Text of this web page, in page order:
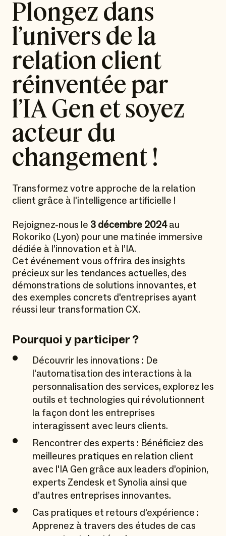
Plongez dans
l’univers de la
relation client
réinventée par
l’IA Gen et soyez
acteur du
changement !
Transformez votre approche de la relation
client grâce à l'intelligence artificielle !
Rejoignez-nous le 3 décembre 2024au
Rokoriko (Lyon) pour une matinée immersive
dédiée à l’innovation et à l’IA.
Cet événement vous offrira des insights
précieux sur les tendances actuelles, des
démonstrations de solutions innovantes, et
des exemples concrets d'entreprises ayant
réussi leur transformation CX.
Pourquoi y participer ?
•
Découvrir les innovations : De
l'automatisation des interactions à la
personnalisation des services, explorez les
outils et technologies qui révolutionnent
la façon dont les entreprises
interagissent avec leurs clients.
•
Rencontrer des experts : Bénéficiez des
meilleures pratiques en relation client
avec l'IA Gen grâce aux leaders d’opinion,
experts Zendesk et Synolia ainsi que
d’autres entreprises innovantes.
•
Cas pratiques et retours d'expérience :
Apprenez à travers des études de cas